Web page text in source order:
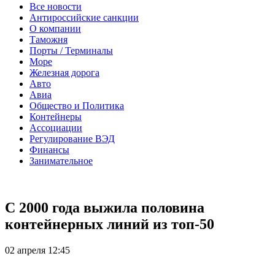
Все новости
Антироссийские санкции
О компании
Таможня
Порты / Терминалы
Море
Железная дорога
Авто
Авиа
Общество и Политика
Контейнеры
Ассоциации
Регулирование ВЭД
Финансы
Занимательное
С 2000 года выжила половина
контейнерных линий из топ-50
02 апреля 12:45